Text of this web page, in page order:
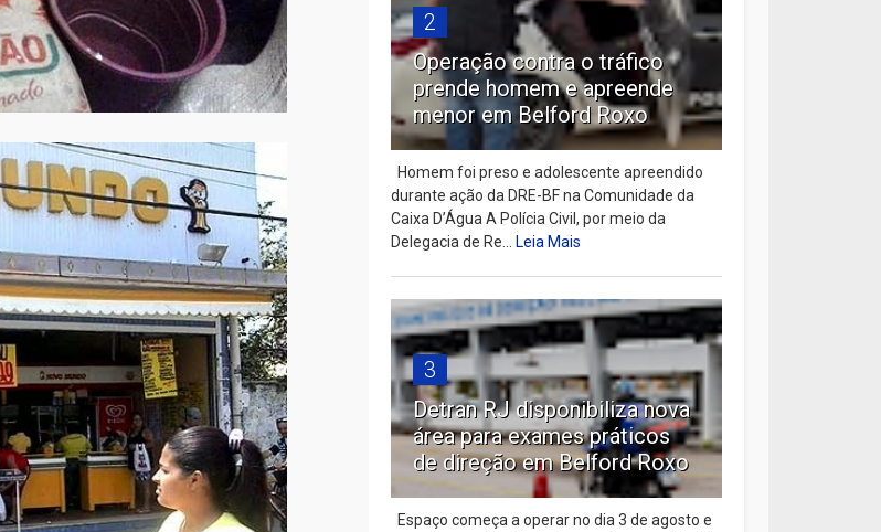
2
Operação contra o tráfico
prende homem e apreende
menor em Belford Roxo
Homem foi preso e adolescente apreendido
durante ação da DRE-BF na Comunidade da
Caixa D’Água A Polícia Civil, por meio da
Delegacia de Re...Leia Mais
3
Detran RJ disponibiliza nova
área para exames práticos
de direção em Belford Roxo
Espaço começa a operar no dia 3 de agosto e